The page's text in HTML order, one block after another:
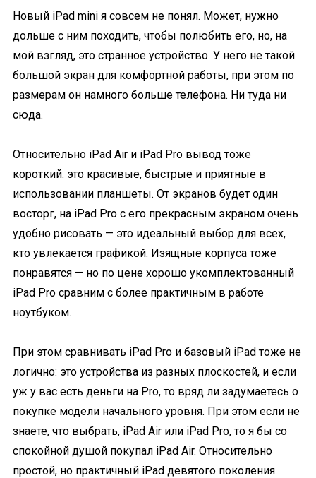
Новый iPad mini я совсем не понял. Может, нужно
дольше с ним походить, чтобы полюбить его, но, на
мой взгляд, это странное устройство. У него не такой
большой экран для комфортной работы, при этом по
размерам он намного больше телефона. Ни туда ни
сюда.
Относительно iPad Air и iPad Pro вывод тоже
короткий: это красивые, быстрые и приятные в
использовании планшеты. От экранов будет один
восторг, на iPad Pro с его прекрасным экраном очень
удобно рисовать — это идеальный выбор для всех,
кто увлекается графикой. Изящные корпуса тоже
понравятся — но по цене хорошо укомплектованный
iPad Pro сравним с более практичным в работе
ноутбуком.
При этом сравнивать iPad Pro и базовый iPad тоже не
логично: это устройства из разных плоскостей, и если
уж у вас есть деньги на Pro, то вряд ли задумаетесь о
покупке модели начального уровня. При этом если не
знаете, что выбрать, iPad Air или iPad Pro, то я бы со
спокойной душой покупал iPad Air. Относительно
простой, но практичный iPad девятого поколения